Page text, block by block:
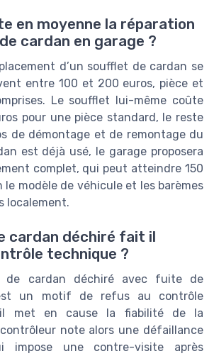
en moyenne la réparation
cardan en garage ?
d’un soufflet de cardan se
entre 100 et 200 euros, pièce et
Le soufflet lui-même coûte
pour une pièce standard, le reste
de démontage et de remontage du
est déjà usé, le garage proposera
complet, qui peut atteindre 150
le modèle de véhicule et les barèmes
localement.
cardan déchiré fait il
technique ?
de cardan déchiré avec fuite de
un motif de refus au contrôle
met en cause la fiabilité de la
note alors une défaillance
impose une contre-visite après